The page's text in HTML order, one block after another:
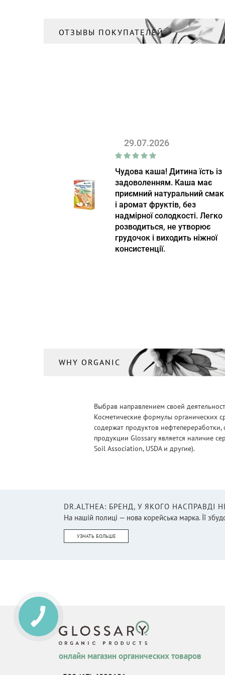
Уход за руками(9)
ОТЗЫВЫ ПОКУПАТЕЛЕЙ
29.07.2026
Чудова каша! Дитина їсть із
задоволенням. Каша має
приємний натуральний смак
і аромат фруктів, без
надмірної солодкості. Легко
розводиться, не утворює
грудочок і виходить ніжної
консистенції.
WHY ORGANIC
Выбрав направлением своей
Косметические формулы органических
содержат продуктов
продукции Glossary является наличие
Soil Association, USDA и другие).
DR.ALTHEA: БРЕНД, У ЯКОГО НАСПРАВДІ
На нашій полиці — нова корейська марка. Її
УЗНАТЬ БОЛЬШЕ
онлайн магазин органических товаров